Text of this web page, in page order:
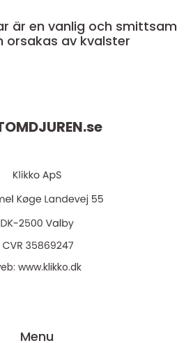
är en vanlig och smittsam
orsakas av kvalster
se
www.klikko.dk
Menu